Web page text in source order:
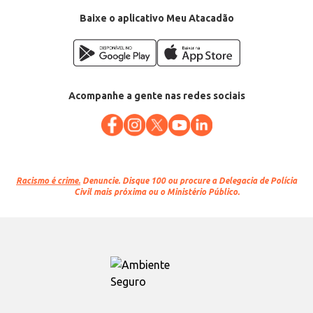
Baixe o aplicativo Meu Atacadão
Acompanhe a gente nas redes sociais
Racismo é crime. Denuncie. Disque 100 ou procure a Delegacia de Polícia
Civil mais próxima ou o Ministério Público.